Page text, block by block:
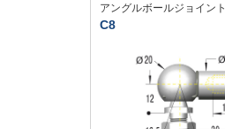
アングルボールジョイント
C8